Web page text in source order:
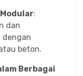
:
dan
dengan
beton.
Berbagai